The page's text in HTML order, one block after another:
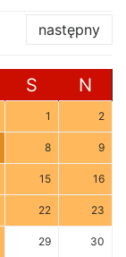
następny
S N
1 2
8 9
15 16
22 23
29 30